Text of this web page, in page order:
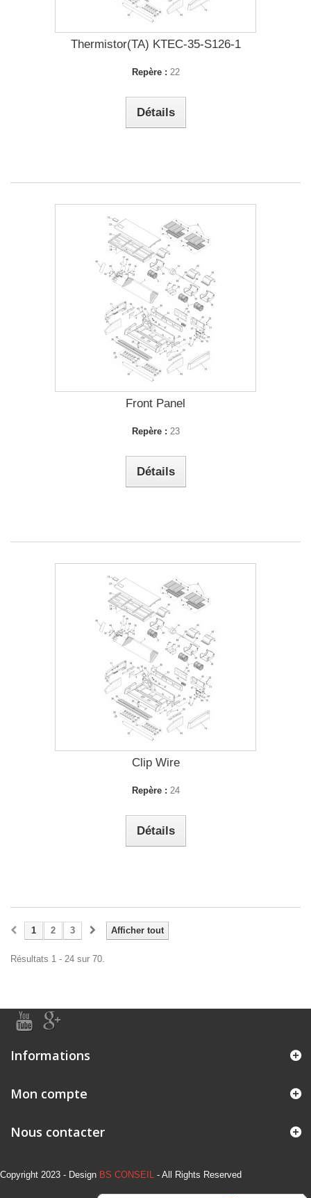
Thermistor(TA) KTEC-35-S126-1
Repère : 22
Détails
Front Panel
Repère : 23
Détails
Clip Wire
Repère : 24
Détails
Afficher tout
1 2 3
Résultats 1 - 24 sur 70.
Informations
Mon compte
Nous contacter
Copyright 2023 - Design BS CONSEIL - All Rights Reserved